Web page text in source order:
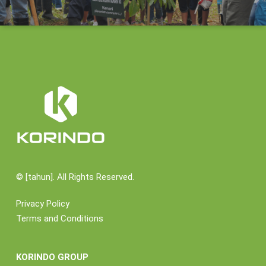
Dalam kesempatan sesi interaktif dengan pengurus
“Dari banyak perusahaan dan hanya Korindo Group
secara terus menerus membantu dan peduli pendidikan
untuk anak-anak kita, dengan ini kami atas nama
pengurus BKB PAUD se-Kecamatan Pancoran sangat
agar dapat meningkatkan dukungan tidak saja untuk
PAUD tetapi untuk sekolah dasar, menengah dan atas
perusahaan bidang pendidikan,” sambungnya.
© [tahun]. All Rights Reserved.
Privacy Policy
Terms and Conditions
KORINDO GROUP